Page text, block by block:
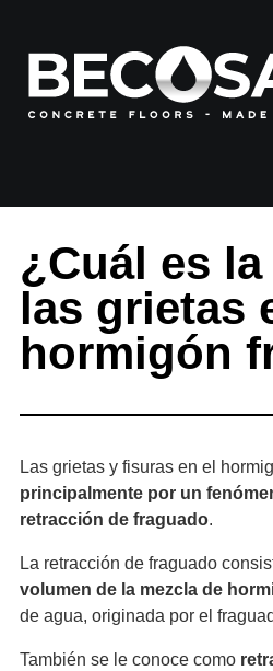
¿Cuál es
las grietas
hormigón
Las grietas y fisuras en el
principalmente por un
retracción de fraguado.
La retracción de fraguado
volumen de la mezcla de
de agua, originada por el
También se le conoce como